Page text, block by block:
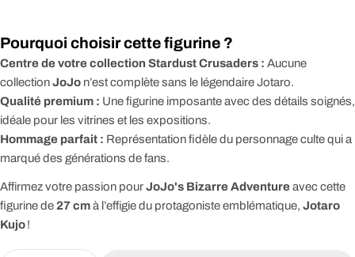
Pourquoi choisir cette figurine ?
Centre de votre collection Stardust Crusaders : Aucune
collectionJoJo n’est complète sans le légendaire Jotaro.
Qualité premium : Une figurine imposante avec des détails soignés,
idéale pour les vitrines et les expositions.
Hommage parfait : Représentation fidèle du personnage culte qui a
marqué des générations de fans.
Affirmez votre passion pourJoJo's Bizarre Adventureavec cette
figurine de 27 cmà l’effigie du protagoniste emblématique, Jotaro
Kujo!